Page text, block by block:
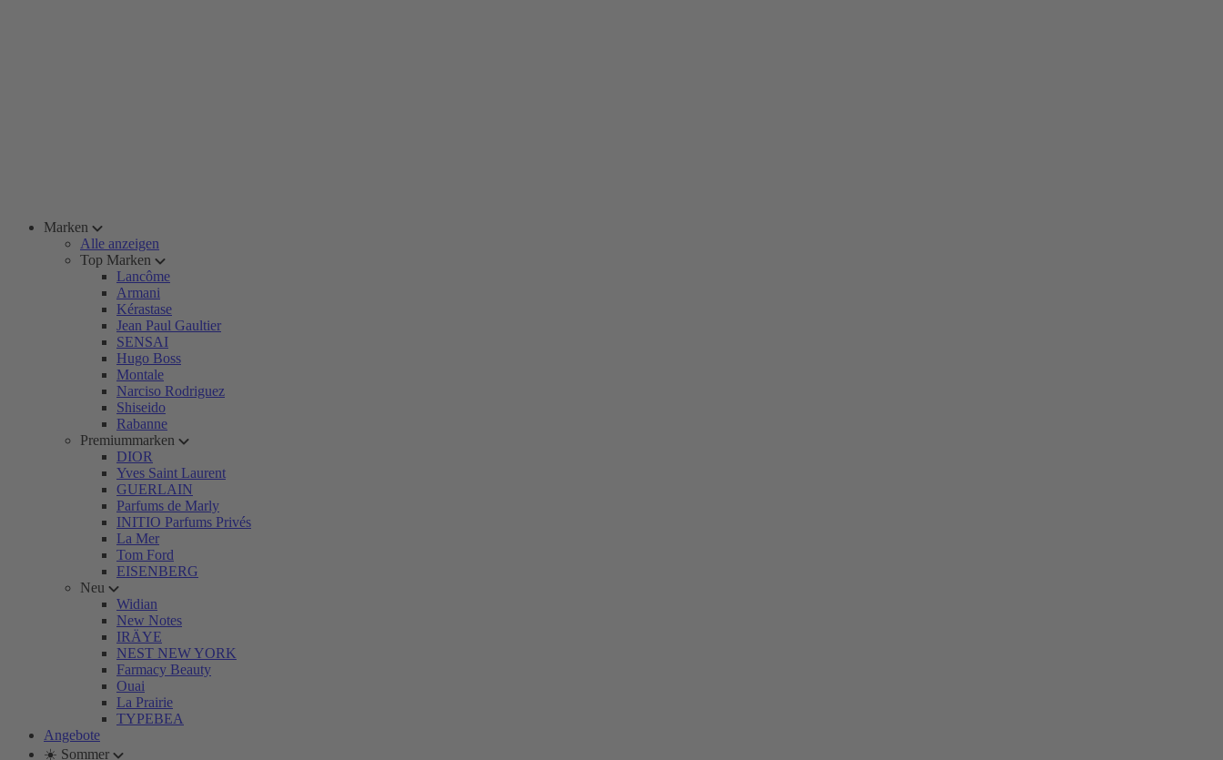
Marken
Alle anzeigen
Top Marken
Lancôme
Armani
Kérastase
Jean Paul Gaultier
SENSAI
Hugo Boss
Montale
Narciso Rodriguez
Shiseido
Rabanne
Premiummarken
DIOR
Yves Saint Laurent
GUERLAIN
Parfums de Marly
INITIO Parfums Privés
La Mer
Tom Ford
EISENBERG
Neu
Widian
New Notes
IRÄYE
NEST NEW YORK
Farmacy Beauty
Ouai
La Prairie
TYPEBEA
Angebote
☀️ Sommer